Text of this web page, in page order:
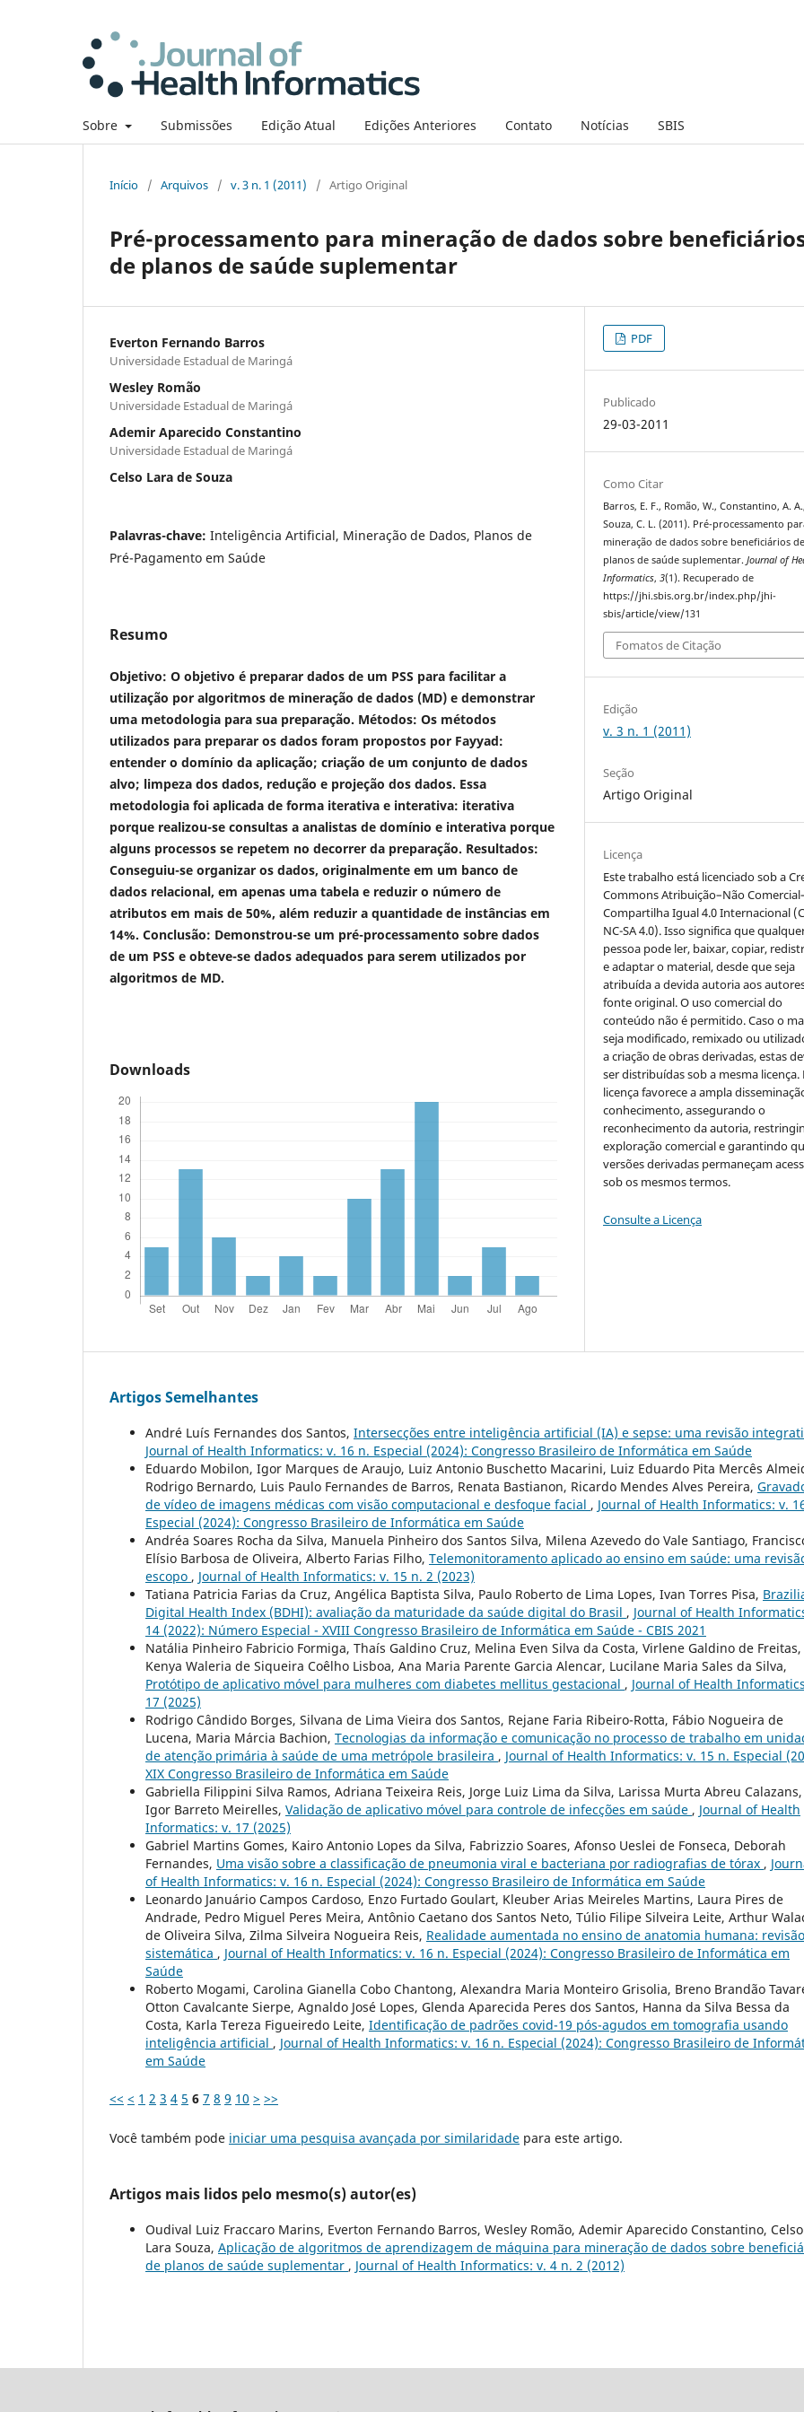
Sobre Submissões Edição Atual Edições Anteriores Contato Notícias SBIS
Início / Arquivos / v. 3 n. 1 (2011) / Artigo Original
Pré-processamento para mineração de dados sobre
de planos de saúde suplementar
Everton Fernando Barros
Universidade Estadual de Maringá
Wesley Romão
Universidade Estadual de Maringá
Ademir Aparecido Constantino
Universidade Estadual de Maringá
Celso Lara de Souza
Palavras-chave: Inteligência Artificial, Mineração de Dados, Planos de
Pré-Pagamento em Saúde
Resumo
Objetivo: O objetivo é preparar dados de um PSS para facilitar a
utilização por algoritmos de mineração de dados (MD) e demonstrar
uma metodologia para sua preparação. Métodos: Os métodos
utilizados para preparar os dados foram propostos por Fayyad:
entender o domínio da aplicação; criação de um conjunto de dados
alvo; limpeza dos dados, redução e projeção dos dados. Essa
metodologia foi aplicada de forma iterativa e interativa: iterativa
porque realizou-se consultas a analistas de domínio e interativa porque
alguns processos se repetem no decorrer da preparação. Resultados:
Conseguiu-se organizar os dados, originalmente em um banco de
dados relacional, em apenas uma tabela e reduzir o número de
atributos em mais de 50%, além reduzir a quantidade de instâncias em
14%. Conclusão: Demonstrou-se um pré-processamento sobre dados
de um PSS e obteve-se dados adequados para serem utilizados por
algoritmos de MD.
Downloads
PDF
Publicado
29-03-2011
Como Citar
Barros, E. F., Romão, W., Constantino, A.
Souza, C. L. (2011). Pré-processamento
mineração de dados sobre beneficiários de
planos de saúde suplementar.Journal of
Informatics,3(1). Recuperado de
https://jhi.sbis.org.br/index.php/jhi-
sbis/article/view/131
Fomatos de Citação
Edição
v. 3 n. 1 (2011)
Seção
Artigo Original
Licença
Este trabalho está licenciado sob a
Commons Atribuição–Não
Compartilha Igual 4.0 Internacional
NC-SA 4.0). Isso significa que
pessoa pode ler, baixar, copiar,
e adaptar o material, desde que seja
atribuída a devida autoria aos
fonte original. O uso comercial do
conteúdo não é permitido. Caso o
seja modificado, remixado ou
a criação de obras derivadas, estas
ser distribuídas sob a mesma licença.
licença favorece a ampla
conhecimento, assegurando o
reconhecimento da autoria,
exploração comercial e garantindo
versões derivadas permaneçam
sob os mesmos termos.
Consulte a Licença
Artigos Semelhantes
André Luís Fernandes dos Santos, Intersecções entre inteligência artificial (IA) e sepse: uma revisão
Journal of Health Informatics: v. 16 n. Especial (2024): Congresso Brasileiro de Informática em Saúde
Eduardo Mobilon, Igor Marques de Araujo, Luiz Antonio Buschetto Macarini, Luiz Eduardo Pita Mercês
Rodrigo Bernardo, Luis Paulo Fernandes de Barros, Renata Bastianon, Ricardo Mendes Alves Pereira,
de vídeo de imagens médicas com visão computacional e desfoque facial , Journal of Health Informatics: v.
Especial (2024): Congresso Brasileiro de Informática em Saúde
Andréa Soares Rocha da Silva, Manuela Pinheiro dos Santos Silva, Milena Azevedo do Vale Santiago,
Elísio Barbosa de Oliveira, Alberto Farias Filho, Telemonitoramento aplicado ao ensino em saúde: uma
escopo , Journal of Health Informatics: v. 15 n. 2 (2023)
Tatiana Patricia Farias da Cruz, Angélica Baptista Silva, Paulo Roberto de Lima Lopes, Ivan Torres Pisa,
Digital Health Index (BDHI): avaliação da maturidade da saúde digital do Brasil , Journal of Health
14 (2022): Número Especial - XVIII Congresso Brasileiro de Informática em Saúde - CBIS 2021
Natália Pinheiro Fabricio Formiga, Thaís Galdino Cruz, Melina Even Silva da Costa, Virlene Galdino de Freitas,
Kenya Waleria de Siqueira Coêlho Lisboa, Ana Maria Parente Garcia Alencar, Lucilane Maria Sales da Silva,
Protótipo de aplicativo móvel para mulheres com diabetes mellitus gestacional , Journal of Health
17 (2025)
Rodrigo Cândido Borges, Silvana de Lima Vieira dos Santos, Rejane Faria Ribeiro-Rotta, Fábio Nogueira de
Lucena, Maria Márcia Bachion, Tecnologias da informação e comunicação no processo de trabalho em
de atenção primária à saúde de uma metrópole brasileira , Journal of Health Informatics: v. 15 n. Especial
XIX Congresso Brasileiro de Informática em Saúde
Gabriella Filippini Silva Ramos, Adriana Teixeira Reis, Jorge Luiz Lima da Silva, Larissa Murta Abreu Calazans,
Igor Barreto Meirelles, Validação de aplicativo móvel para controle de infecções em saúde , Journal of Health
Informatics: v. 17 (2025)
Gabriel Martins Gomes, Kairo Antonio Lopes da Silva, Fabrizzio Soares, Afonso Ueslei de Fonseca, Deborah
Fernandes, Uma visão sobre a classificação de pneumonia viral e bacteriana por radiografias de tórax ,
of Health Informatics: v. 16 n. Especial (2024): Congresso Brasileiro de Informática em Saúde
Leonardo Januário Campos Cardoso, Enzo Furtado Goulart, Kleuber Arias Meireles Martins, Laura Pires de
Andrade, Pedro Miguel Peres Meira, Antônio Caetano dos Santos Neto, Túlio Filipe Silveira Leite, Arthur
de Oliveira Silva, Zilma Silveira Nogueira Reis, Realidade aumentada no ensino de anatomia humana: revisão
sistemática , Journal of Health Informatics: v. 16 n. Especial (2024): Congresso Brasileiro de Informática em
Saúde
Roberto Mogami, Carolina Gianella Cobo Chantong, Alexandra Maria Monteiro Grisolia, Breno Brandão
Otton Cavalcante Sierpe, Agnaldo José Lopes, Glenda Aparecida Peres dos Santos, Hanna da Silva Bessa da
Costa, Karla Tereza Figueiredo Leite, Identificação de padrões covid-19 pós-agudos em tomografia usando
inteligência artificial , Journal of Health Informatics: v. 16 n. Especial (2024): Congresso Brasileiro de
em Saúde
<< < 1 2 3 4 5 6 7 8 9 10 > >>
Você também pode iniciar uma pesquisa avançada por similaridade para este artigo.
Artigos mais lidos pelo mesmo(s) autor(es)
Oudival Luiz Fraccaro Marins, Everton Fernando Barros, Wesley Romão, Ademir Aparecido Constantino, Celso
Lara Souza, Aplicação de algoritmos de aprendizagem de máquina para mineração de dados sobre
de planos de saúde suplementar , Journal of Health Informatics: v. 4 n. 2 (2012)